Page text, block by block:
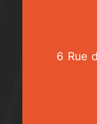
6 Rue